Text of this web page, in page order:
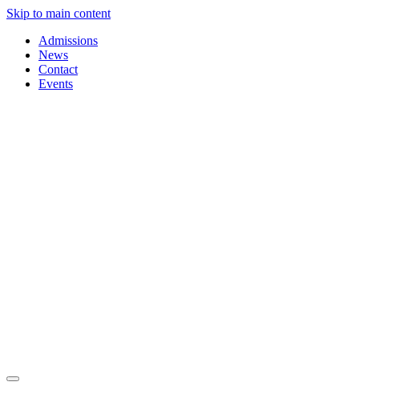
Skip to main content
Admissions
News
Contact
Events